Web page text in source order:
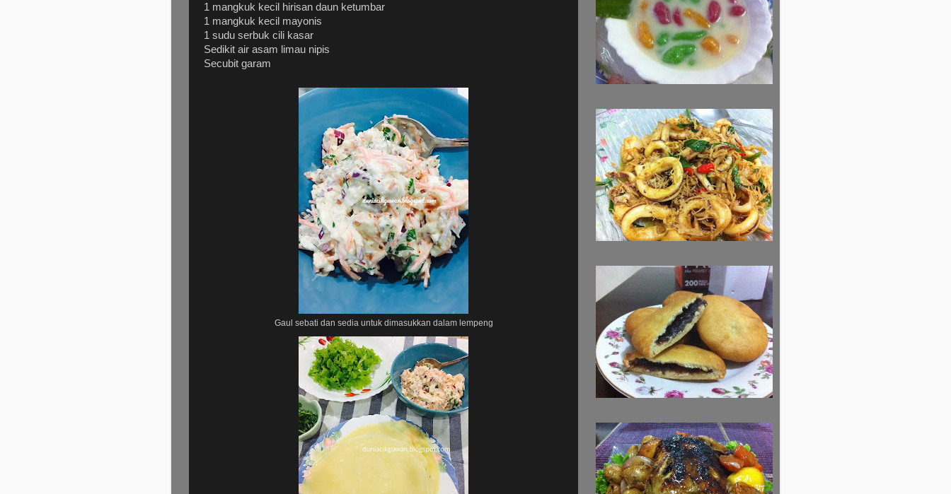
1 mangkuk kecil hirisan daun ketumbar
1 mangkuk kecil mayonis
1 sudu serbuk cili kasar
Sedikit air asam limau nipis
Secubit garam
Gaul sebati dan sedia untuk dimasukkan dalam lempeng